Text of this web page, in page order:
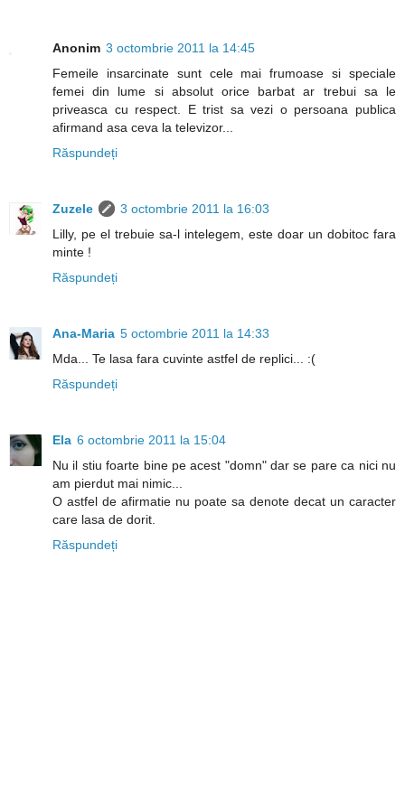
Anonim 3 octombrie 2011 la 14:45
Femeile insarcinate sunt cele mai frumoase si speciale
femei din lume si absolut orice barbat ar trebui sa le
priveasca cu respect. E trist sa vezi o persoana publica
afirmand asa ceva la televizor...
Răspundeți
Zuzele
3 octombrie 2011 la 16:03
Lilly, pe el trebuie sa-l intelegem, este doar un dobitoc fara
minte !
Răspundeți
Ana-Maria 5 octombrie 2011 la 14:33
Mda... Te lasa fara cuvinte astfel de replici... :(
Răspundeți
Ela 6 octombrie 2011 la 15:04
Nu il stiu foarte bine pe acest "domn" dar se pare ca nici nu
am pierdut mai nimic...
O astfel de afirmatie nu poate sa denote decat un caracter
care lasa de dorit.
Răspundeți